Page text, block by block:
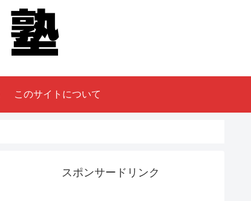
このサイトについて
スポンサードリンク